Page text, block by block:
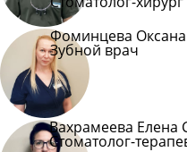
Фоминцева Оксана
Зубной врач
Вахрамеева Елена
Стоматолог-